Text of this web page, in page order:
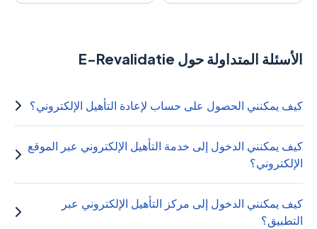
الأسئلة المتداولة حول E-Revalidatie
كيف يمكنني الحصول على حساب لإعادة التأهيل الإلكتروني؟
كيف يمكنني الدخول إلى خدمة التأهيل الإلكتروني عبر الموقع
الإلكتروني؟
كيف يمكنني الدخول إلى مركز التأهيل الإلكتروني عبر
التطبيق؟